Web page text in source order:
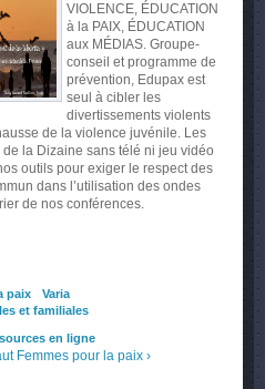
VIOLENCE, ÉDUCATION
à la PAIX, ÉDUCATION
aux MÉDIAS. Groupe-
conseil et programme de
prévention, Edupax est
seul à cibler les
divertissements violents
de la violence juvénile. Les
la Dizaine sans télé ni jeu vidéo
outils pour exiger le respect des
dans l’utilisation des ondes
de nos conférences.
paix
Varia
et familiales
en ligne
Femmes pour la paix ›